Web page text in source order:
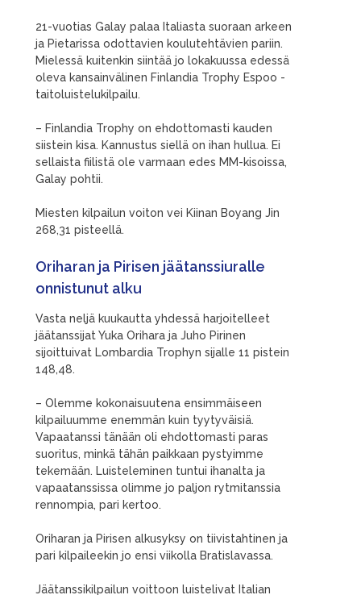
21-vuotias Galay palaa Italiasta suoraan arkeen
ja Pietarissa odottavien koulutehtävien pariin.
Mielessä kuitenkin siintää jo lokakuussa edessä
oleva kansainvälinen Finlandia Trophy Espoo -
taitoluistelukilpailu.
– Finlandia Trophy on ehdottomasti kauden
siistein kisa. Kannustus siellä on ihan hullua. Ei
sellaista fiilistä ole varmaan edes MM-kisoissa,
Galay pohtii.
Miesten kilpailun voiton vei Kiinan Boyang Jin
268,31 pisteellä.
Oriharan ja Pirisen jäätanssiuralle
onnistunut alku
Vasta neljä kuukautta yhdessä harjoitelleet
jäätanssijat Yuka Orihara ja Juho Pirinen
sijoittuivat Lombardia Trophyn sijalle 11 pistein
148,48.
– Olemme kokonaisuutena ensimmäiseen
kilpailuumme enemmän kuin tyytyväisiä.
Vapaatanssi tänään oli ehdottomasti paras
suoritus, minkä tähän paikkaan pystyimme
tekemään. Luisteleminen tuntui ihanalta ja
vapaatanssissa olimme jo paljon rytmitanssia
rennompia, pari kertoo.
Oriharan ja Pirisen alkusyksy on tiivistahtinen ja
pari kilpaileekin jo ensi viikolla Bratislavassa.
Jäätanssikilpailun voittoon luistelivat Italian